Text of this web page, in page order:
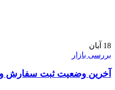
18 آبان
بررسی بازار
آخرین وضعیت ثبت‌ سفارش و